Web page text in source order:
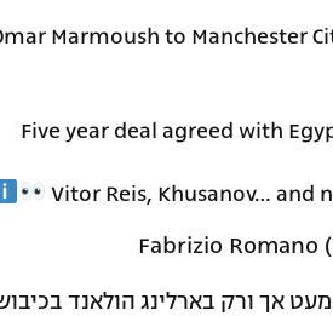
Marmoush to Manchester
Five year deal agreed with
Vitor Reis, Khusanov… and
אך ורק בארלינג הולאנד